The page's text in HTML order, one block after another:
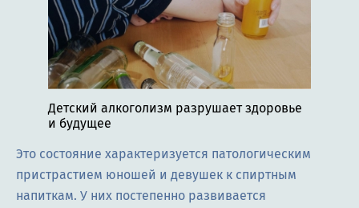
Детский алкоголизм разрушает здоровье
и будущее
Это состояние характеризуется патологическим
пристрастием юношей и девушек к спиртным
напиткам. У них постепенно развивается